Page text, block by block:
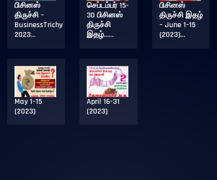
பிசினஸ்
திருச்சி –
BusinessTrichy
2023…
செப்டம்பர் 15-
30 பிசினஸ்
திருச்சி
இதழ்……
பிசினஸ்
திருச்சி இதழ்
– June 1-15
(2023)…
May 1-15
(2023)
April 16-31
(2023)